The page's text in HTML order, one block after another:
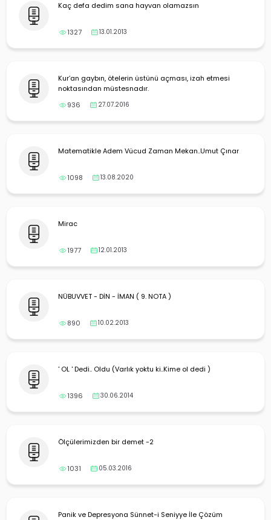
Kaç defa dedim sana hayvan olamazsın
1327 13.01.2013
Kur’an gaybın, ötelerin üstünü açması, izah etmesi
noktasından müstesnadır.
936
27.07.2016
Matematikle Adem Vücud Zaman Mekan..Umut Çınar
1098 13.08.2020
Mirac
1977 12.01.2013
NÜBUVVET - DİN - İMAN ( 9. NOTA )
890 10.02.2013
' OL ' Dedi.. Oldu (Varlık yoktu ki..Kime ol dedi )
1396 30.06.2014
Ölçülerimizden bir demet -2
1031 05.03.2016
Panik ve Depresyona Sünnet-i Seniyye İle Çözüm